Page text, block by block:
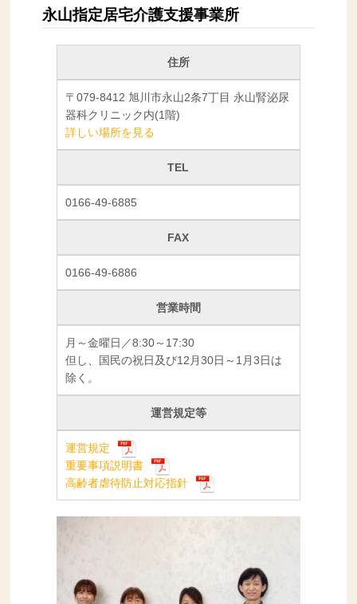
永山指定居宅介護支援事業所
住所
〒079-8412 旭川市永山2条7丁目 永山腎泌尿
器科クリニック内(1階)
詳しい場所を見る
TEL
0166-49-6885
FAX
0166-49-6886
営業時間
月～金曜日／8:30～17:30
但し、国民の祝日及び12月30日～1月3日は
除く。
運営規定等
運営規定
重要事項説明書
高齢者虐待防止対応指針